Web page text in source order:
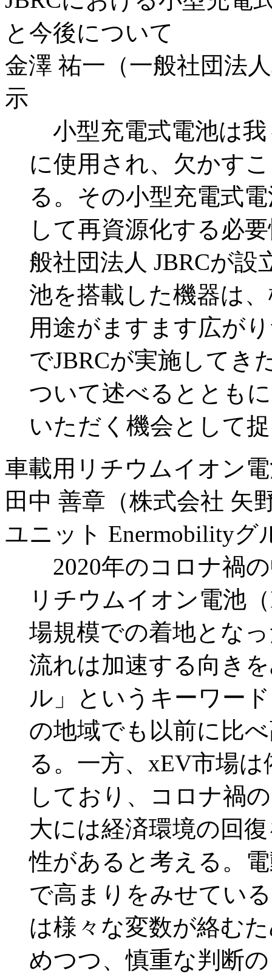
と今後について
金澤 祐一（一般社団法
示
小型充電式電池は我
に使用され、欠かす
る。その小型充電式
して再資源化する必
般社団法人 JBRCが
池を搭載した機器は
用途がますます広が
でJBRCが実施してき
ついて述べるととも
いただく機会として
車載用リチウムイオン
田中 善章（株式会社 矢
ユニット Enermobilityグ
2020年のコロナ禍
リチウムイオン電池
場規模での着地とな
流れは加速する向き
ル」というキーワー
の地域でも以前に比
る。一方、xEV市場
しており、コロナ禍
大には経済環境の回
性があると考える。
で高まりをみせてい
は様々な変数が絡む
めつつ、慎重な判断